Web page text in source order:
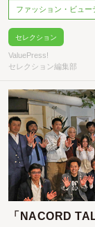
ファッション・ビュー
セレクション
ValuePress!
セレクション編集部
「NACORD